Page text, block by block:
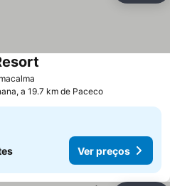
a 19.7 km de Paceco
Ver preços